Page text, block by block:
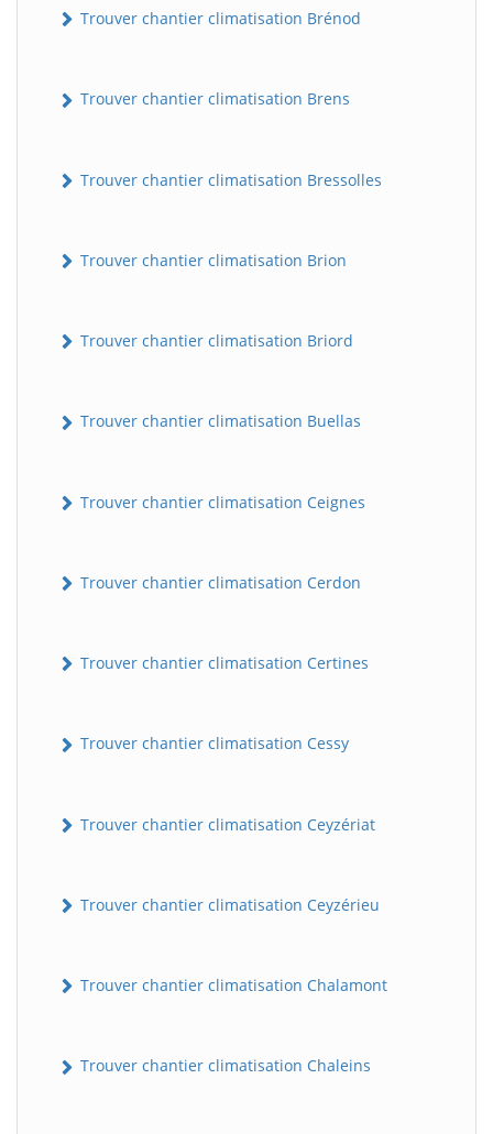
Trouver chantier climatisation Brénod
Trouver chantier climatisation Brens
Trouver chantier climatisation Bressolles
Trouver chantier climatisation Brion
Trouver chantier climatisation Briord
Trouver chantier climatisation Buellas
Trouver chantier climatisation Ceignes
Trouver chantier climatisation Cerdon
Trouver chantier climatisation Certines
Trouver chantier climatisation Cessy
Trouver chantier climatisation Ceyzériat
Trouver chantier climatisation Ceyzérieu
Trouver chantier climatisation Chalamont
Trouver chantier climatisation Chaleins